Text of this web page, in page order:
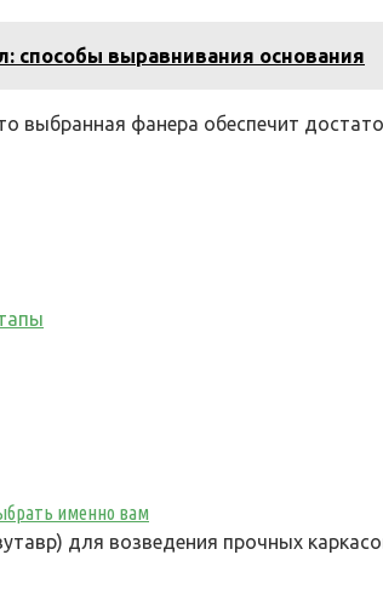
способы выравнивания основания
выбранная фанера обеспечит
именно вам
для возведения прочных